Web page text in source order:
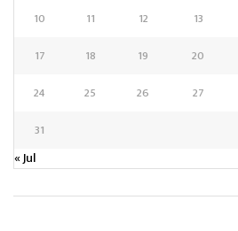
10
11 12 13
17
18 19 20
24
25 26 27
31
« Jul